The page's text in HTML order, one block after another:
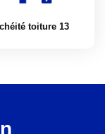
toiture 13